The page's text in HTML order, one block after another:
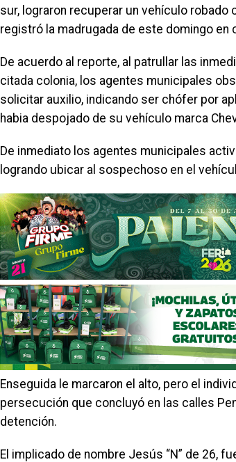
sur, lograron recuperar un vehículo robado
registró la madrugada de este domingo en
De acuerdo al reporte, al patrullar las
citada colonia, los agentes municipales
solicitar auxilio, indicando ser chófer por
habia despojado de su vehículo marca
De inmediato los agentes municipales
logrando ubicar al sospechoso en el
Enseguida le marcaron el alto, pero el
persecución que concluyó en las calles
detención.
El implicado de nombre Jesús “N” de 26,